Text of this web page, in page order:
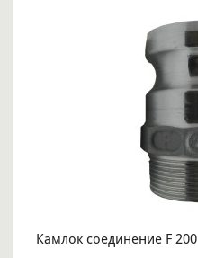
Камлок соединение F 200